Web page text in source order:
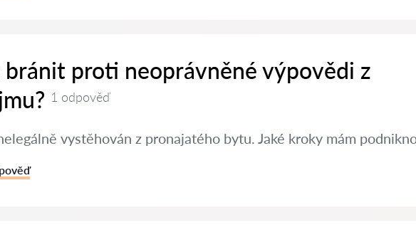
bránit proti neoprávněné výpovědi z
1 odpověď
vystěhován z pronajatého bytu. Jaké kroky mám